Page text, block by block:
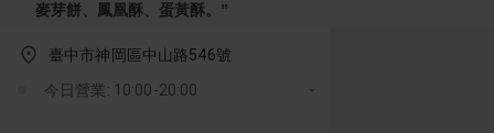
麥芽餅、鳳凰酥、蛋黃酥。 ”
臺中市神岡區中山路546號
今日營業: 10:00-20:00